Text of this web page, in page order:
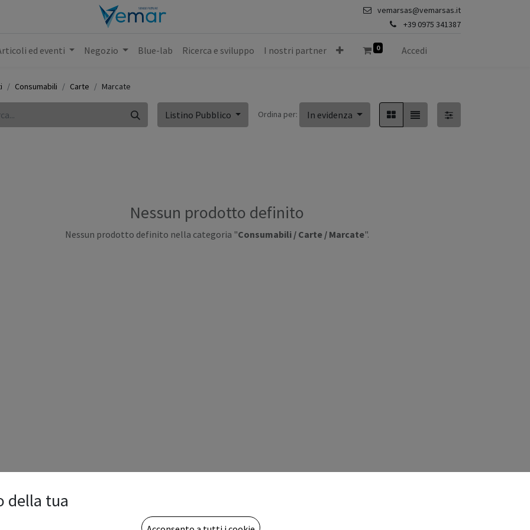
vemarsas@vemarsas.it
+39 0975 341387
ed eventi Negozio Blue-lab Ricerca e sviluppo I nostri partner 0 Accedi
Consumabili Carte Marcate
Listino Pubblico Ordina per: In evidenza
Nessun prodotto definito
Nessun prodotto definito nella categoria "Consumabili / Carte / Marcate".
della tua